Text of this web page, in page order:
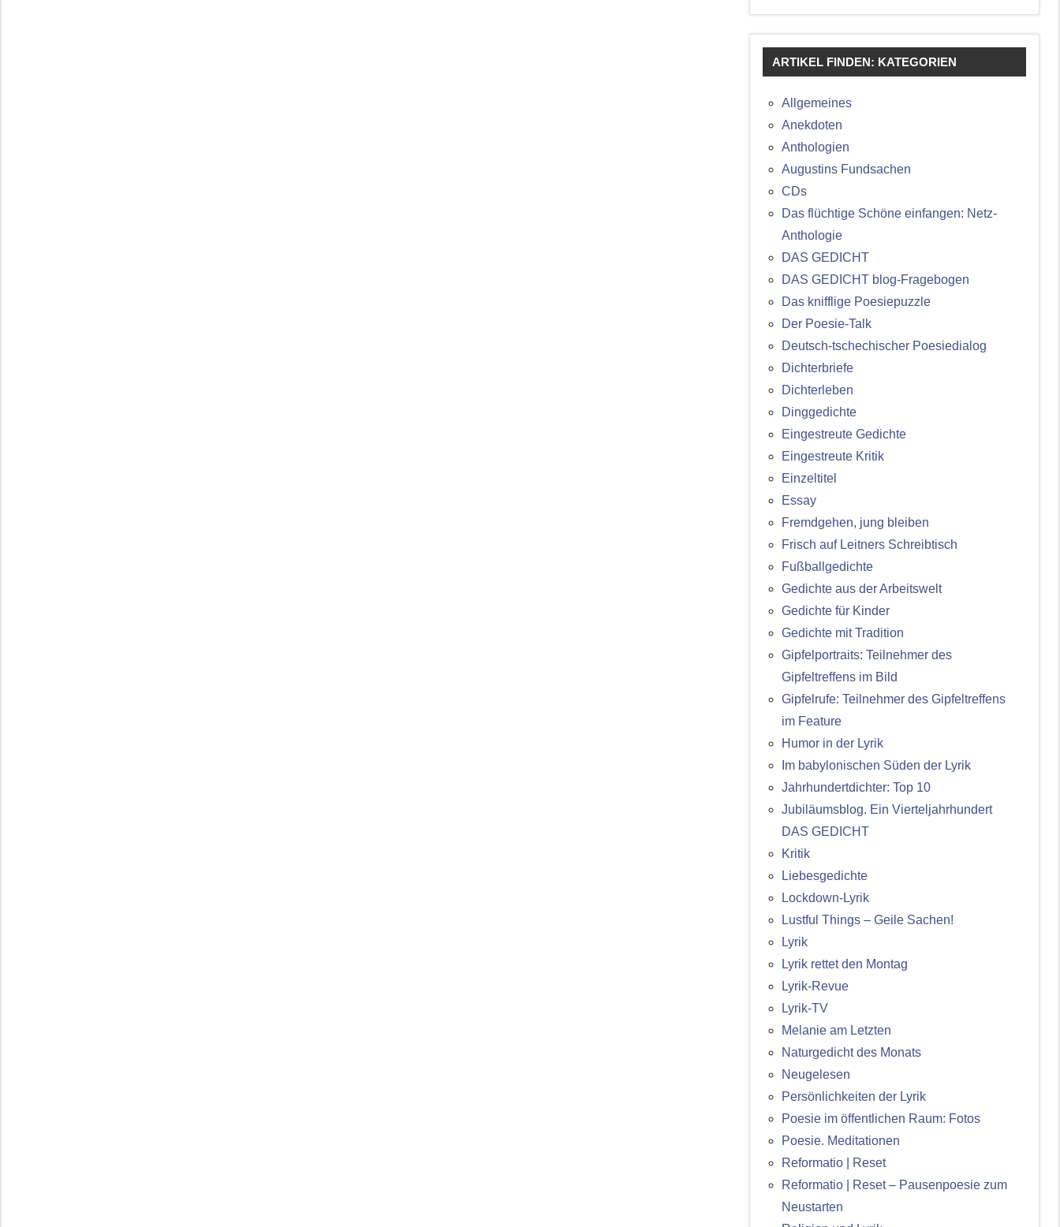
ARTIKEL FINDEN: KATEGORIEN
Allgemeines
Anekdoten
Anthologien
Augustins Fundsachen
CDs
Das flüchtige Schöne einfangen: Netz-
Anthologie
DAS GEDICHT
DAS GEDICHT blog-Fragebogen
Das knifflige Poesiepuzzle
Der Poesie-Talk
Deutsch-tschechischer Poesiedialog
Dichterbriefe
Dichterleben
Dinggedichte
Eingestreute Gedichte
Eingestreute Kritik
Einzeltitel
Essay
Fremdgehen, jung bleiben
Frisch auf Leitners Schreibtisch
Fußballgedichte
Gedichte aus der Arbeitswelt
Gedichte für Kinder
Gedichte mit Tradition
Gipfelportraits: Teilnehmer des
Gipfeltreffens im Bild
Gipfelrufe: Teilnehmer des Gipfeltreffens
im Feature
Humor in der Lyrik
Im babylonischen Süden der Lyrik
Jahrhundertdichter: Top 10
Jubiläumsblog. Ein Vierteljahrhundert
DAS GEDICHT
Kritik
Liebesgedichte
Lockdown-Lyrik
Lustful Things – Geile Sachen!
Lyrik
Lyrik rettet den Montag
Lyrik-Revue
Lyrik-TV
Melanie am Letzten
Naturgedicht des Monats
Neugelesen
Persönlichkeiten der Lyrik
Poesie im öffentlichen Raum: Fotos
Poesie. Meditationen
Reformatio | Reset
Reformatio | Reset – Pausenpoesie zum
Neustarten